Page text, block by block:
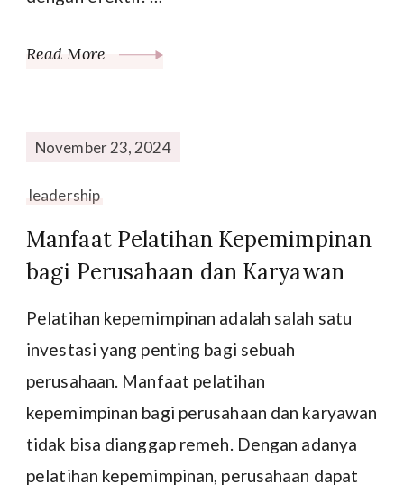
Read More
November 23, 2024
leadership
Manfaat Pelatihan Kepemimpinan
bagi Perusahaan dan Karyawan
Pelatihan kepemimpinan adalah salah satu
investasi yang penting bagi sebuah
perusahaan. Manfaat pelatihan
kepemimpinan bagi perusahaan dan karyawan
tidak bisa dianggap remeh. Dengan adanya
pelatihan kepemimpinan, perusahaan dapat